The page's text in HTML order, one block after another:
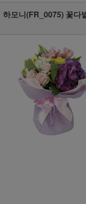
하모니(FR_0075) 꽃다